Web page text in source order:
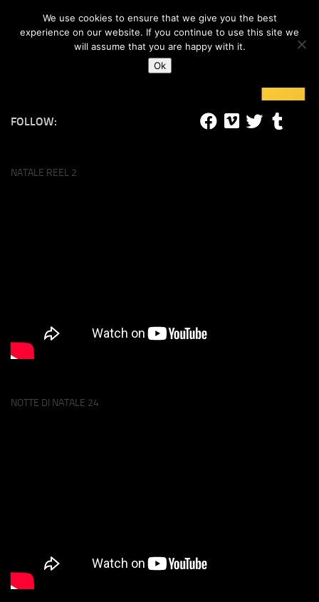
Skip to content
#lucalife
FOLLOW:
NATALE REEL 2
NOTTE DI NATALE 24
We use cookies to ensure that we give you the best
experience on our website. If you continue to use this site we
will assume that you are happy with it.
Ok